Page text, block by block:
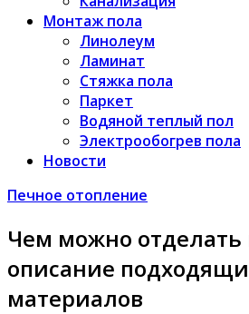
Монтаж пола
Линолеум
Ламинат
Стяжка пола
Паркет
Водяной теплый пол
Электрообогрев пола
Новости
Печное отопление
Чем можно отделать
описание
материалов